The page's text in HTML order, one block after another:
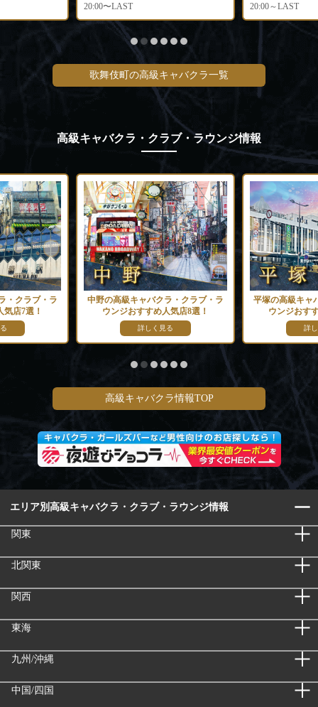
20:00〜LAST
20:00～LAST
歌舞伎町の高級キャバクラ一覧
高級キャバクラ・クラブ・ラウンジ情報
・クラブ・ラ
店7選！
中野の高級キャバクラ・クラブ・ラ
ウンジおすすめ人気店8選！
詳しく見る
平塚の高級キャ
ウンジおす
詳
高級キャバクラ情報TOP
エリア別高級キャバクラ・クラブ・ラウンジ情報
関東
北関東
関西
東海
九州/沖縄
中国/四国